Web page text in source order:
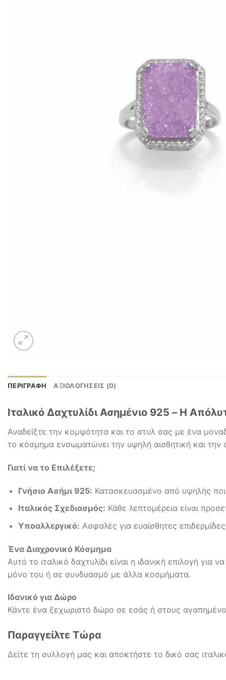
ΠΕΡΙΓΡΑΦΉ ΑΞΙΟΛΟΓΉΣΕΙΣ (0)
Ιταλικό Δαχτυλίδι Ασημένιο 925 – Η
Αναδείξτε την κομψότητα και το στυλ σας με ένα
το κόσμημα ενσωματώνει την υψηλή αισθητική και την
Γιατί να το Επιλέξετε;
Γνήσιο Ασήμι 925: Κατασκευασμένο από υψηλής
Ιταλικός Σχεδιασμός: Κάθε λεπτομέρεια είναι
Υποαλλεργικό: Ασφαλές για ευαίσθητες
Ένα Διαχρονικό Κόσμημα
Αυτό το ιταλικό δαχτυλίδι είναι η ιδανική επιλογή
μόνο του ή σε συνδυασμό με άλλα κοσμήματα.
Ιδανικό για Δώρο
Κάντε ένα ξεχωριστό δώρο σε εσάς ή στους
Παραγγείλτε Τώρα
Δείτε τη συλλογή μας και αποκτήστε το δικό σας